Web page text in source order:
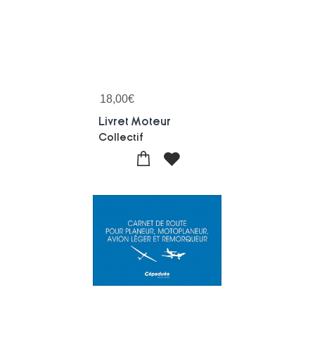
18,00€
Livret Moteur
Collectif